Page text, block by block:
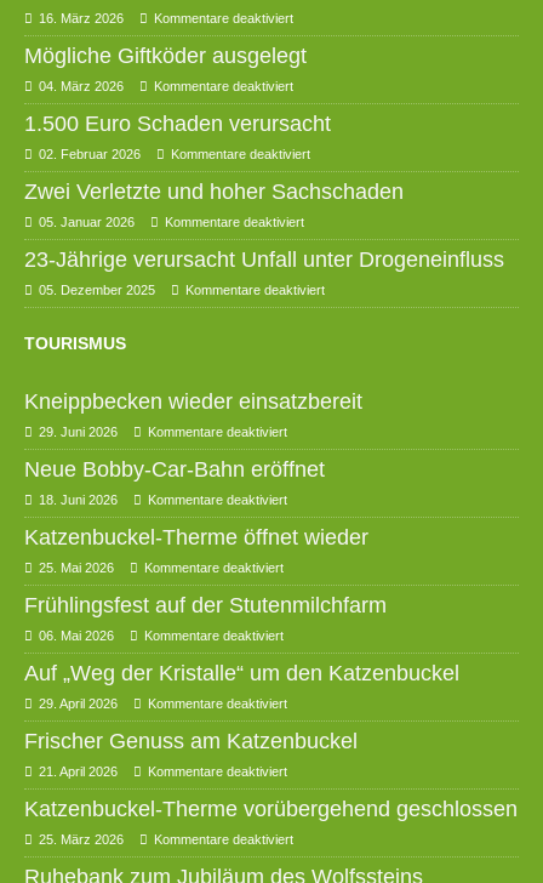
16. März 2026 Kommentare deaktiviert
Mögliche Giftköder ausgelegt
04. März 2026 Kommentare deaktiviert
1.500 Euro Schaden verursacht
02. Februar 2026 Kommentare deaktiviert
Zwei Verletzte und hoher Sachschaden
05. Januar 2026 Kommentare deaktiviert
23-Jährige verursacht Unfall unter Drogeneinfluss
05. Dezember 2025 Kommentare deaktiviert
TOURISMUS
Kneippbecken wieder einsatzbereit
29. Juni 2026 Kommentare deaktiviert
Neue Bobby-Car-Bahn eröffnet
18. Juni 2026 Kommentare deaktiviert
Katzenbuckel-Therme öffnet wieder
25. Mai 2026 Kommentare deaktiviert
Frühlingsfest auf der Stutenmilchfarm
06. Mai 2026 Kommentare deaktiviert
Auf „Weg der Kristalle“ um den Katzenbuckel
29. April 2026 Kommentare deaktiviert
Frischer Genuss am Katzenbuckel
21. April 2026 Kommentare deaktiviert
Katzenbuckel-Therme vorübergehend geschlossen
25. März 2026 Kommentare deaktiviert
Ruhebank zum Jubiläum des Wolfssteins